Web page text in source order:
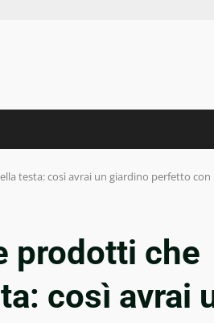
testa: così avrai un giardino perfetto
prodotti che
così avrai